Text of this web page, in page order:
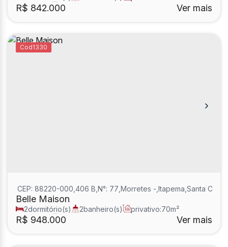
R$ 842.000
1sala(s) 2suíte(s) Ver mais
1330
Belle Maison
R$ 948.000
CEP: 88220-000 406 B N°: 77 Morretes Itapema Santa
2dormitório(s) 2banheiro(s) privativo:70m²
1sala(s) 2suíte(s) Ver mais